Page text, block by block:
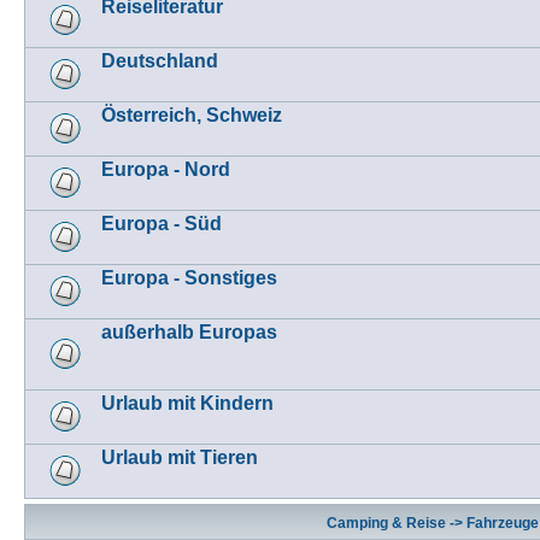
Reiseliteratur
Deutschland
Österreich, Schweiz
Europa - Nord
Europa - Süd
Europa - Sonstiges
außerhalb Europas
Urlaub mit Kindern
Urlaub mit Tieren
Camping & Reise ->